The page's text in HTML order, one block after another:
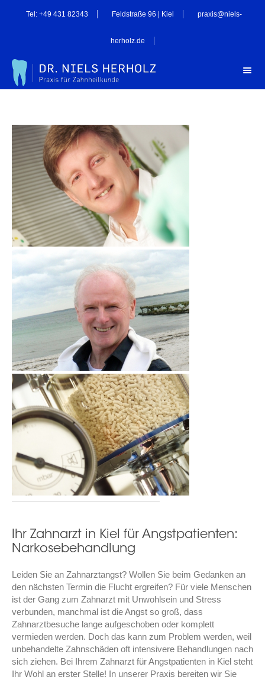
Tel: +49 431 82343 Feldstraße 96 | Kiel praxis@niels-
herholz.de
Ihr Zahnarzt in Kiel für Angstpatienten:
Narkosebehandlung
Leiden Sie an Zahnarztangst? Wollen Sie beim Gedanken an
den nächsten Termin die Flucht ergreifen? Für viele Menschen
ist der Gang zum Zahnarzt mit Unwohlsein und Stress
verbunden, manchmal ist die Angst so groß, dass
Zahnarztbesuche lange aufgeschoben oder komplett
vermieden werden. Doch das kann zum Problem werden, weil
unbehandelte Zahnschäden oft intensivere Behandlungen nach
sich ziehen. Bei Ihrem Zahnarzt für Angstpatienten in Kiel steht
Ihr Wohl an erster Stelle! In unserer Praxis bereiten wir Sie